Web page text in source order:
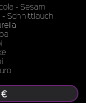
- Sesam
- Schnittlauch